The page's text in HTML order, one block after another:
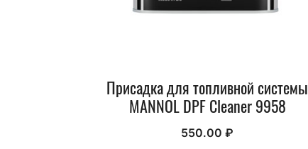
Присадка для топливной системы
MANNOL DPF Cleaner 9958
550.00 ₽